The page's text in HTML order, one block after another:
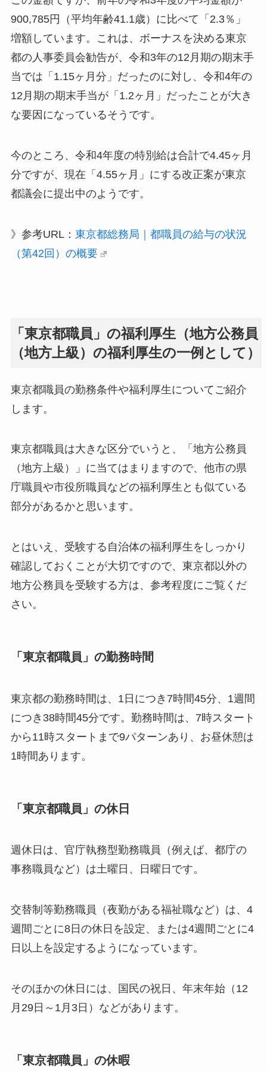
900,785円（平均年齢41.1歳）に比べて「2.3％」
増額しています。これは、ボーナスを決める東京
都の人事委員会勧告が、令和3年の12月期の期末手
当では「1.15ヶ月分」だったのに対し、令和4年の
12月期の期末手当が「1.2ヶ月」だったことが大き
な要因になっているそうです。
今のところ、令和4年度の特別給は合計で4.45ヶ月
分ですが、現在「4.55ヶ月」にする改正案が東京
都議会に提出中のようです。
》参考URL： 東京都総務局｜都職員の給与の状況
（第42回）の概要
「東京都職員」の福利厚生（地方公務員
（地方上級）の福利厚生の一例として）
東京都職員の勤務条件や福利厚生についてご紹介
します。
東京都職員は大きな区分でいうと、「地方公務員
（地方上級）」に当てはまりますので、他市の県
庁職員や市役所職員などの福利厚生とも似ている
部分があるかと思います。
とはいえ、受験する自治体の福利厚生をしっかり
確認しておくことが大切ですので、東京都以外の
地方公務員を受験する方は、参考程度にご覧くだ
さい。
「東京都職員」の勤務時間
東京都の勤務時間は、1日につき7時間45分、1週間
につき38時間45分です。勤務時間は、7時スタート
から11時スタートまで9パターンあり、お昼休憩は
1時間あります。
「東京都職員」の休日
週休日は、官庁執務型勤務職員（例えば、都庁の
事務職員など）は土曜日、日曜日です。
交替制等勤務職員（夜勤がある福祉職など）は、4
週間ごとに8日の休日を設定、または4週間ごとに4
日以上を設定するようになっています。
そのほかの休日には、国民の祝日、年末年始（12
月29日～1月3日）などがあります。
「東京都職員」の休暇